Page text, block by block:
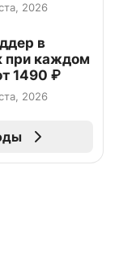
2026
в
при каждом
1490 ₽
2026